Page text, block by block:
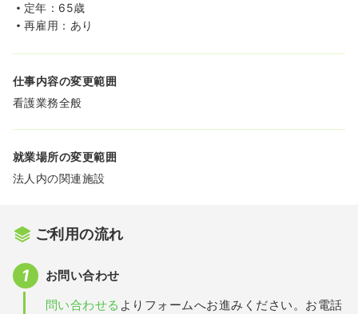
定年：65歳
再雇用：あり
仕事内容の変更範囲
看護業務全般
就業場所の変更範囲
法人内の関連施設
ご利用の流れ
お問い合わせ
問い合わせる よりフォームへお進みください。お電話